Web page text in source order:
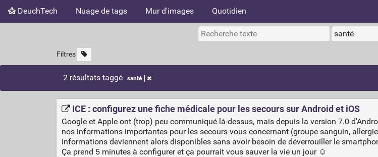
DeuchTech Nuage de tags Mur d'images Quotidien
Filtres
2 résultats taggé santé
ICE : configurez une fiche médicale pour les secours sur Android et iOS
Google et Apple ont (trop) peu communiqué là-dessus, mais depuis la version 7.0
nos informations importantes pour les secours vous concernant (groupe sanguin,
informations deviennent alors disponibles sans avoir besoin de déverrouiller le
Ça prend 5 minutes à configurer et ça pourrait vous sauver la vie un jour ☺️